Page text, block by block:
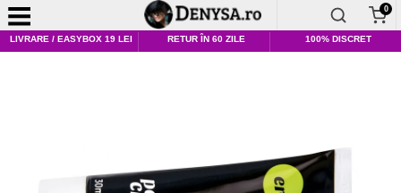
0
LIVRARE / EASYBOX 19 LEI RETUR ÎN 60 ZILE 100% DISCRET